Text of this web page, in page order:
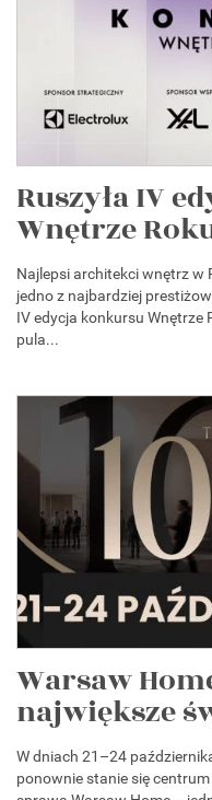
Ruszyła IV
Wnętrze
Najlepsi architekci wnętrz w
jedno z najbardziej
IV edycja konkursu Wnętrze
pula...
Warsaw
największe
W dniach 21–24
ponownie stanie się